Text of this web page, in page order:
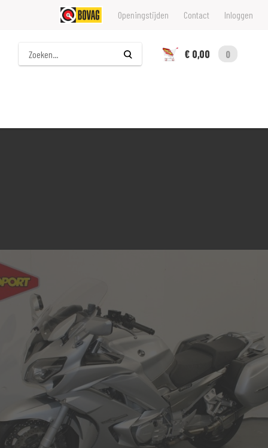
Openingstijden Contact Inloggen
Zoeken
€ 0,00
0